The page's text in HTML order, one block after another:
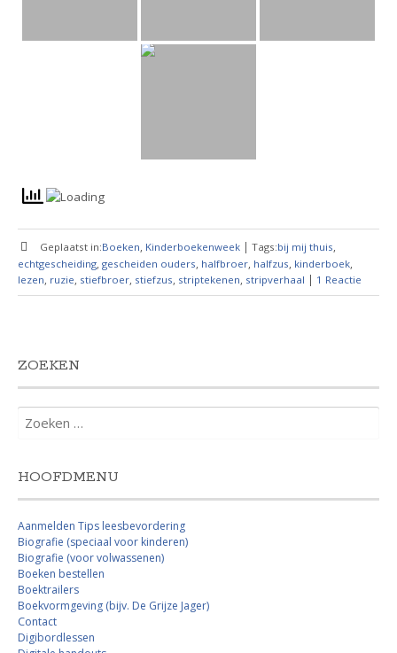
Geplaatst in:Boeken Kinderboekenweek | Tags:bij mij thuis
echtgescheiding gescheiden ouders halfbroer halfzus kinderboek
lezen ruzie stiefbroer stiefzus striptekenen stripverhaal | 1 Reactie
ZOEKEN
naar:
HOOFDMENU
Aanmelden Tips leesbevordering
Biografie (speciaal voor kinderen)
Biografie (voor volwassenen)
Boeken bestellen
Boektrailers
Boekvormgeving (bijv. De Grijze Jager)
Contact
Digibordlessen